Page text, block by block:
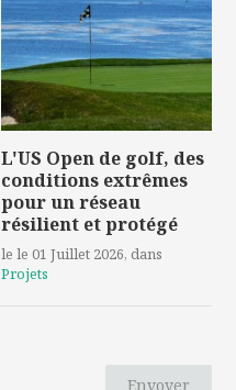
L'US Open de golf, des
conditions extrêmes
pour un réseau
résilient et protégé
le le 01 Juillet 2026, dans
Projets
Envoyer